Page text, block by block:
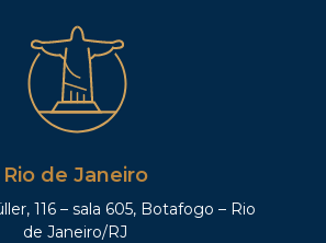
Rio de Janeiro
116 – sala 605, Botafogo – Rio
de Janeiro/RJ